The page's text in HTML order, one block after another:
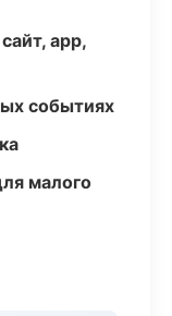
app,
событиях
малого